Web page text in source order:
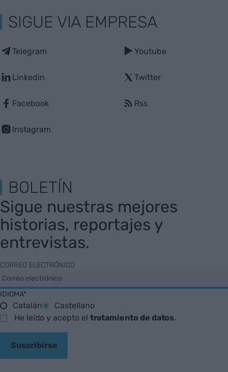
SIGUE VIA EMPRESA
Telegram
Linkedin
Facebook
Instagram
Youtube
Twitter
Rss
BOLETÍN
Sigue nuestras mejores
historias, reportajes y
entrevistas.
CORREO ELECTRÓNICO
IDIOMA*
Catalán
Castellano
He leído y acepto el tratamiento de datos.
Suscribirse